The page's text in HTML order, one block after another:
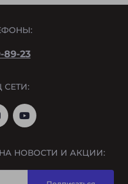
89-23
СЕТИ:
НОВОСТИ И АКЦИИ: